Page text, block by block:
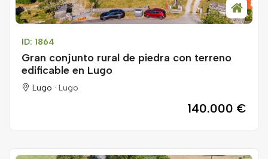
ID: 1864
Gran conjunto rural de piedra con terreno
edificable en Lugo
Lugo · Lugo
140.000 €